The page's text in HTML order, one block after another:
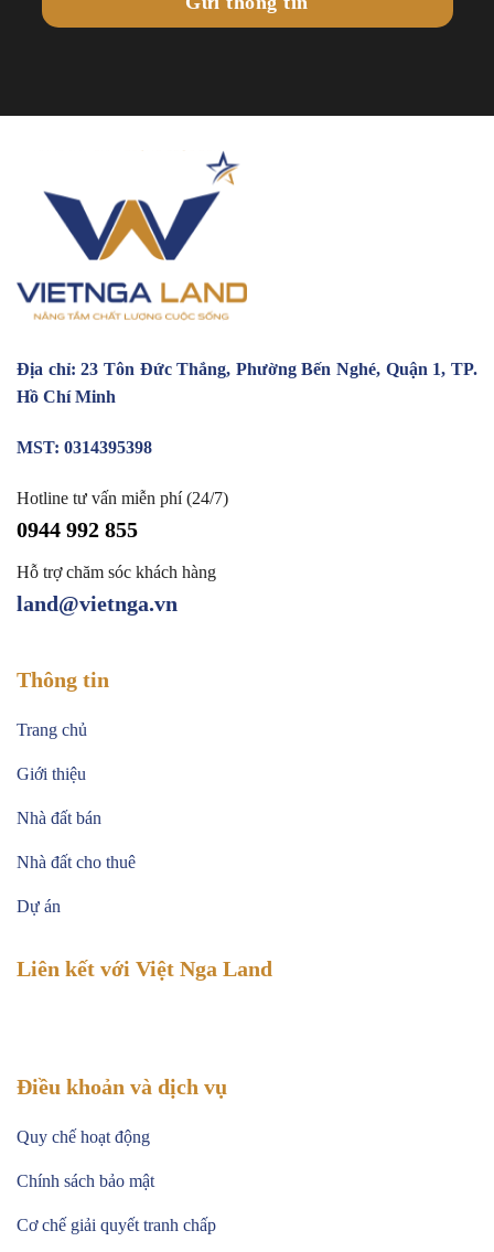
Địa chỉ: 23 Tôn Đức Thắng, Phường Bến Nghé, Quận 1, TP.
Hồ Chí Minh
MST: 0314395398
Hotline tư vấn miễn phí (24/7)
0944 992 855
Hỗ trợ chăm sóc khách hàng
land@vietnga.vn
Thông tin
Trang chủ
Giới thiệu
Nhà đất bán
Nhà đất cho thuê
Dự án
Liên kết với Việt Nga Land
Điều khoản và dịch vụ
Quy chế hoạt động
Chính sách bảo mật
Cơ chế giải quyết tranh chấp